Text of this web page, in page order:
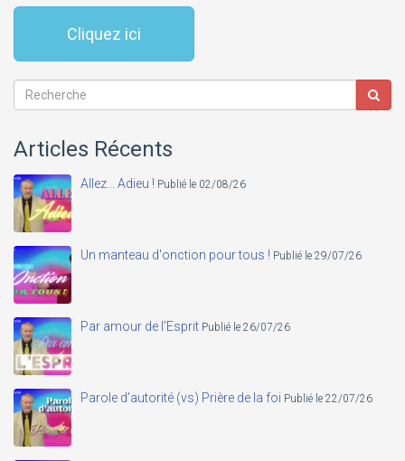
Cliquez ici
Articles Récents
Allez... Adieu ! Publié le 02/08/26
Un manteau d'onction pour tous ! Publié le 29/07/26
Par amour de l'Esprit Publié le 26/07/26
Parole d'autorité (vs) Prière de la foi Publié le 22/07/26